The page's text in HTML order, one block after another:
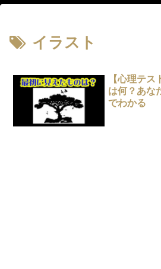
イラスト
【心理テ
は何？あな
でわかる